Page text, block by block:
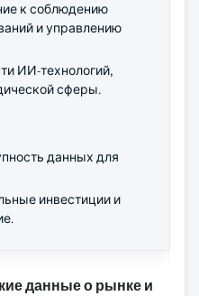
к соблюдению
и управлению
ИИ-технологий,
сферы.
данных для
инвестиции и
данные о рынке и